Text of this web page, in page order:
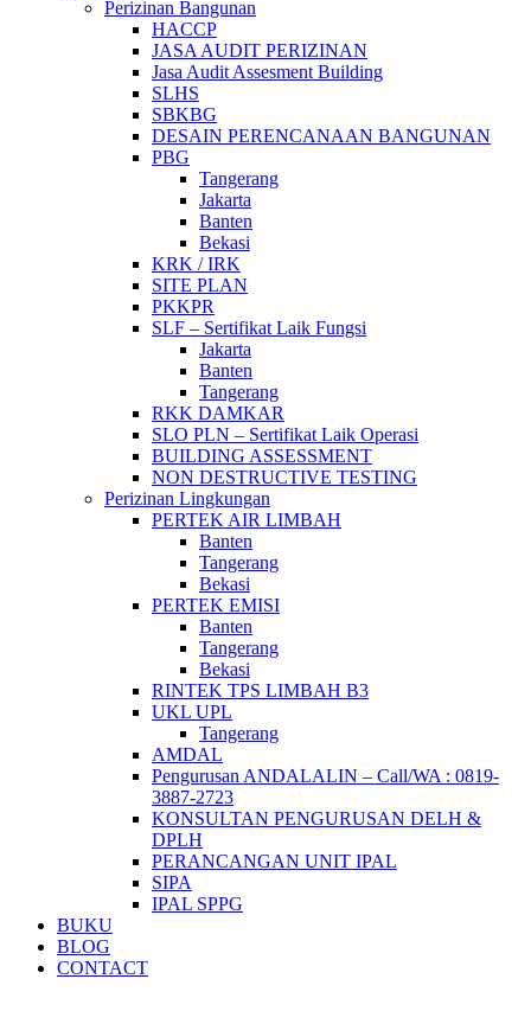
Perizinan Bangunan
HACCP
JASA AUDIT PERIZINAN
Jasa Audit Assesment Building
SLHS
SBKBG
DESAIN PERENCANAAN BANGUNAN
PBG
Tangerang
Jakarta
Banten
Bekasi
KRK / IRK
SITE PLAN
PKKPR
SLF – Sertifikat Laik Fungsi
Jakarta
Banten
Tangerang
RKK DAMKAR
SLO PLN – Sertifikat Laik Operasi
BUILDING ASSESSMENT
NON DESTRUCTIVE TESTING
Perizinan Lingkungan
PERTEK AIR LIMBAH
Banten
Tangerang
Bekasi
PERTEK EMISI
Banten
Tangerang
Bekasi
RINTEK TPS LIMBAH B3
UKL UPL
Tangerang
AMDAL
Pengurusan ANDALALIN – Call/WA : 0819-
3887-2723
KONSULTAN PENGURUSAN DELH &
DPLH​
PERANCANGAN UNIT IPAL
SIPA
IPAL SPPG
BUKU
BLOG
CONTACT